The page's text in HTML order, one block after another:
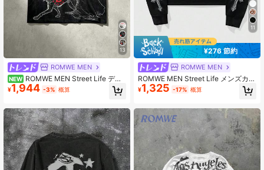
13
ROMWE MEN
NEW ROMWE MEN Street Life デザ
インプリント アイ ヘビーラインスト
ーン スタッズ ラウンドネック 半袖 T
クス カップル
¥1,944 -3% 概算
11
¥276 節約
ROMWE MEN
ROMWE MEN Street Life メンズカジ
ュアルレター&数字プリントクルーネ
ック長袖プルオーバースウェットシ
¥1,325 -17% 概算